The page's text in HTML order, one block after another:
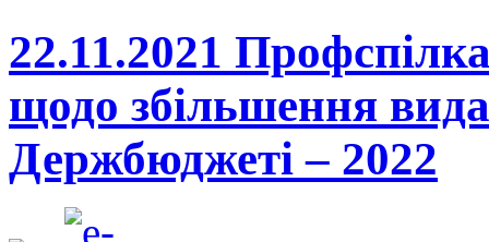
22.11.2021
щодо збільшення
Держбюджеті – 2022